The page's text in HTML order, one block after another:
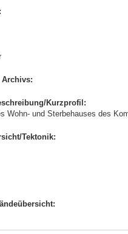
Archivs:
Kurzprofil:
Wohn- und Sterbehauses des
Tektonik: